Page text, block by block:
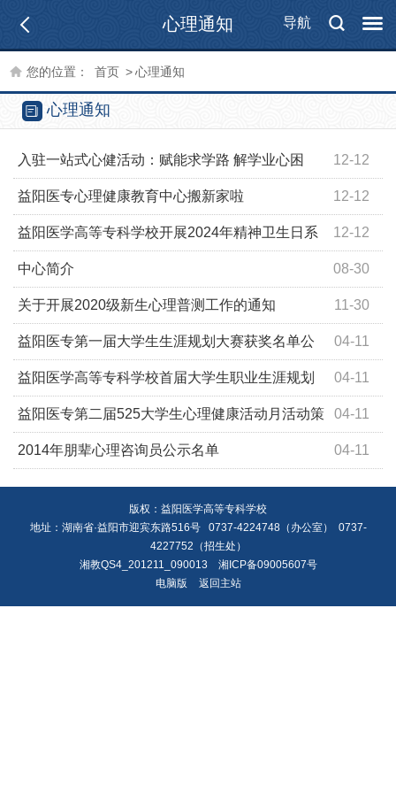
导航
心理通知
您的位置： 首页 >心理通知
心理通知
12-12
入驻一站式心健活动：赋能求学路 解学业心困
12-12
益阳医专心理健康教育中心搬新家啦
12-12
益阳医学高等专科学校开展2024年精神卫生日系
列活动 08-30
中心简介
11-30
关于开展2020级新生心理普测工作的通知
04-11
益阳医专第一届大学生生涯规划大赛获奖名单公
示 04-11
益阳医学高等专科学校首届大学生职业生涯规划
大赛(方案) 04-11
益阳医专第二届525大学生心理健康活动月活动策
划 04-11
2014年朋辈心理咨询员公示名单
版权：益阳医学高等专科学校
地址：湖南省·益阳市迎宾东路516号 0737-4224748（办公室） 0737-
4227752（招生处）
湘教QS4_201211_090013 湘ICP备09005607号
电脑版
返回主站